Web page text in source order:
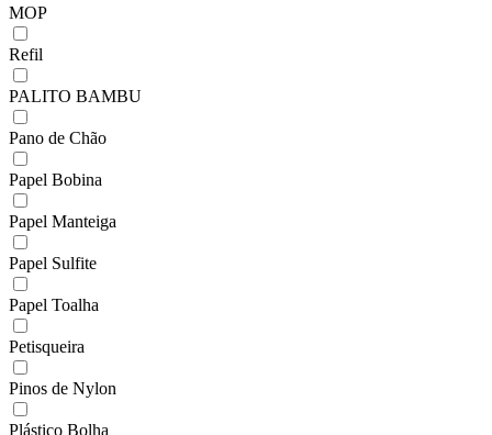
MOP
Refil
PALITO BAMBU
Pano de Chão
Papel Bobina
Papel Manteiga
Papel Sulfite
Papel Toalha
Petisqueira
Pinos de Nylon
Plástico Bolha